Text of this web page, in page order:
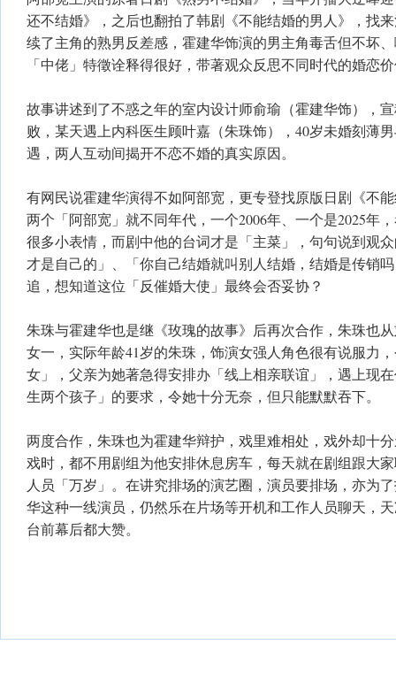
还不结婚》，之后也翻拍了韩剧《不能结婚的男人》，找
续了主角的熟男反差感，霍建华饰演的男主角毒舌但不坏
「中佬」特徵诠释得很好，带著观众反思不同时代的婚恋
故事讲述到了不惑之年的室内设计师俞瑜（霍建华饰），
败，某天遇上内科医生顾叶嘉（朱珠饰），40岁未婚刻薄
遇，两人互动间揭开不恋不婚的真实原因。
有网民说霍建华演得不如阿部宽，更专登找原版日剧《不
两个「阿部宽」就不同年代，一个2006年、一个是2025年
很多小表情，而剧中他的台词才是「主菜」，句句说到观
才是自己的」、「你自己结婚就叫别人结婚，结婚是传销
追，想知道这位「反催婚大使」最终会否妥协？
朱珠与霍建华也是继《玫瑰的故事》后再次合作，朱珠也
女一，实际年龄41岁的朱珠，饰演女强人角色很有说服力
女」，父亲为她著急得安排办「线上相亲联谊」，遇上现
生两个孩子」的要求，令她十分无奈，但只能默默吞下。
两度合作，朱珠也为霍建华辩护，戏里难相处，戏外却十
戏时，都不用剧组为他安排休息房车，每天就在剧组跟大
人员「万岁」。在讲究排场的演艺圈，演员要排场，亦为
华这种一线演员，仍然乐在片场等开机和工作人员聊天，
台前幕后都大赞。